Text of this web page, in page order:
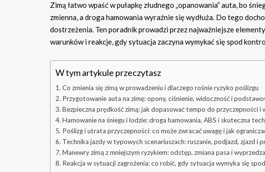
Zimą łatwo wpaść w pułapkę złudnego „opanowania” auta, bo
zmienna, a droga hamowania wyraźnie się wydłuża. Do tego
dostrzeżenia. Ten poradnik prowadzi przez najważniejsze
warunków i reakcje, gdy sytuacja zaczyna wymykać się spod
W tym artykule przeczytasz
Co zmienia się zimą w prowadzeniu i dlaczego rośnie ryzyko poślizgu
Przygotowanie auta na zimę: opony, ciśnienie, widoczność i
Bezpieczna prędkość zimą: jak dopasować tempo do przyczepności i
Hamowanie na śniegu i lodzie: droga hamowania, ABS i skuteczna
Poślizg i utrata przyczepności: co może zwracać uwagę i jak
Technika jazdy w typowych scenariuszach: ruszanie, podjazd, zjazd i
Manewry zimą z mniejszym ryzykiem: odstęp, zmiana pasa i
Reakcja w sytuacji zagrożenia: co robić, gdy sytuacja wymyka się